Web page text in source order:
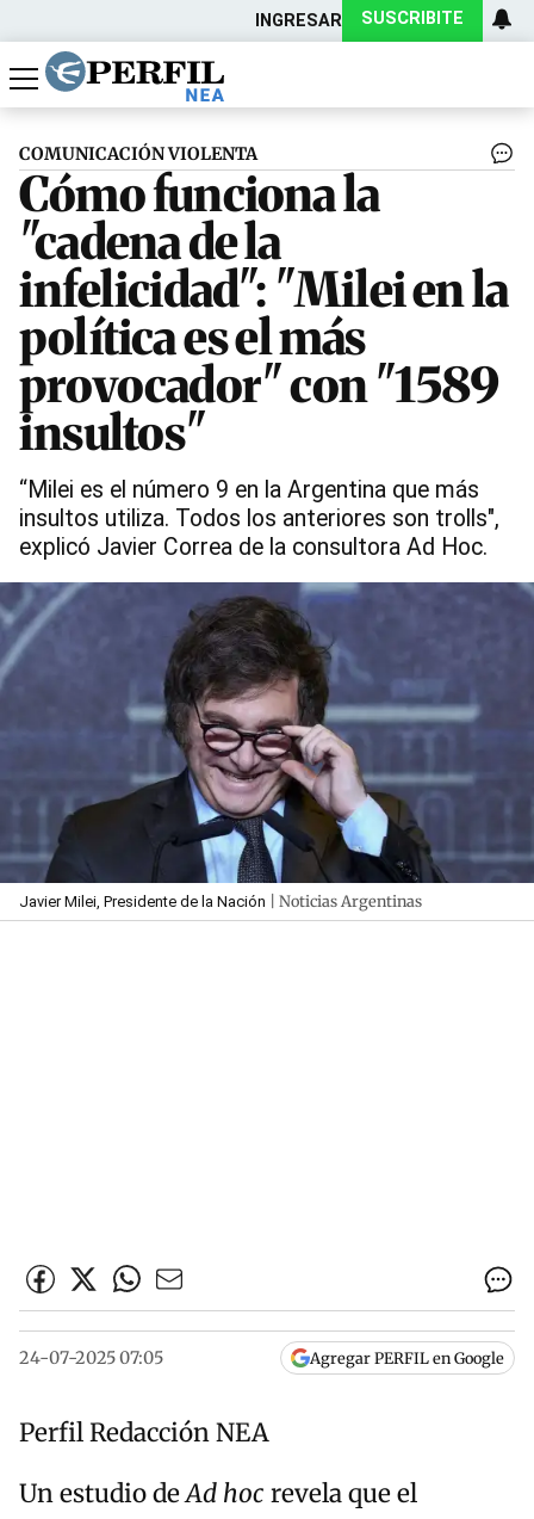
INGRESAR SUSCRIBITE
Política
Economía
Actualidad
COMUNICACIÓN VIOLENTA
Cómo funciona la
"cadena de la
infelicidad": "Milei en la
política es el más
provocador" con "1589
insultos"
“Milei es el número 9 en la Argentina que más
insultos utiliza. Todos los anteriores son trolls",
explicó Javier Correa de la consultora Ad Hoc.
Javier Milei, Presidente de la Nación | Noticias Argentinas
24-07-2025 07:05 Agregar PERFIL en Google
Perfil Redacción NEA
Un estudio deAd hoc revela que el